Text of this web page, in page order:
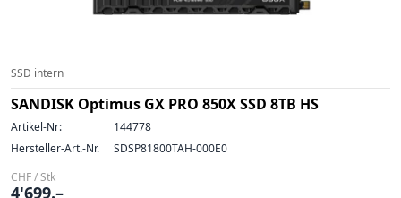
SSD intern
SANDISK Optimus GX PRO 850X SSD 8TB HS
Artikel-Nr:
144778
Hersteller-Art.-Nr.
SDSP81800TAH-000E0
CHF / Stk
4'699.–